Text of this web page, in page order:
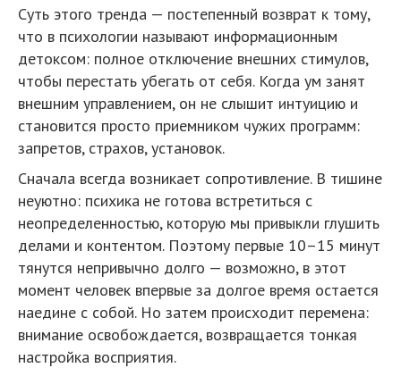
Суть этого тренда — постепенный возврат к тому,
что в психологии называют информационным
детоксом: полное отключение внешних стимулов,
чтобы перестать убегать от себя. Когда ум занят
внешним управлением, он не слышит интуицию и
становится просто приемником чужих программ:
запретов, страхов, установок.
Сначала всегда возникает сопротивление. В тишине
неуютно: психика не готова встретиться с
неопределенностью, которую мы привыкли глушить
делами и контентом. Поэтому первые 10–15 минут
тянутся непривычно долго — возможно, в этот
момент человек впервые за долгое время остается
наедине с собой. Но затем происходит перемена:
внимание освобождается, возвращается тонкая
настройка восприятия.